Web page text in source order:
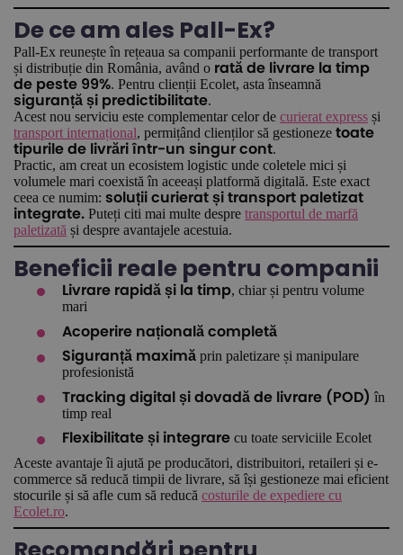
De ce am ales Pall-Ex?
Pall-Ex reunește în rețeaua sa companii performante de transport
și distribuție din România, având o rată de livrare la timp
de peste 99%. Pentru clienții Ecolet, asta înseamnă
siguranță și predictibilitate.
Acest nou serviciu este complementar celor de curierat express și
transport internațional, permițând clienților să gestioneze toate
tipurile de livrări într-un singur cont.
Practic, am creat un ecosistem logistic unde coletele mici și
volumele mari coexistă în aceeași platformă digitală. Este exact
ceea ce numim: soluții curierat și transport paletizat
integrate. Puteți citi mai multe despre transportul de marfă
paletizată și despre avantajele acestuia.
Beneficii reale pentru companii
Livrare rapidă și la timp, chiar și pentru volume
mari
Acoperire națională completă
Siguranță maximă prin paletizare și manipulare
profesionistă
Tracking digital și dovadă de livrare (POD) în
timp real
Flexibilitate și integrarecu toate serviciile Ecolet
Aceste avantaje îi ajută pe producători, distribuitori, retaileri și e-
commerce să reducă timpii de livrare, să își gestioneze mai eficient
stocurile și să afle cum să reducă costurile de expediere cu
Ecolet.ro.